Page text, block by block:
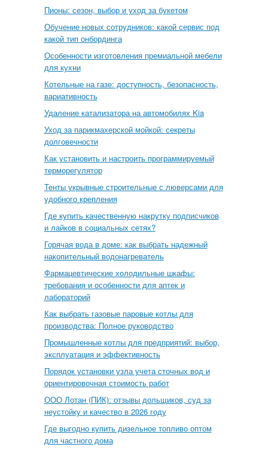
Пионы: сезон, выбор и уход за букетом
Обучение новых сотрудников: какой сервис под
какой тип онбординга
Особенности изготовления премиальной мебели
для кухни
Котельные на газе: доступность, безопасность,
вариативность
Удаление катализатора на автомобилях Kia
Уход за парикмахерской мойкой: секреты
долговечности
Как установить и настроить программируемый
терморегулятор
Тенты укрывные строительные с люверсами для
удобного крепления
Где купить качественную накрутку подписчиков
и лайков в социальных сетях?
Горячая вода в доме: как выбрать надежный
накопительный водонагреватель
Фармацевтические холодильные шкафы:
требования и особенности для аптек и
лабораторий
Как выбрать газовые паровые котлы для
производства: Полное руководство
Промышленные котлы для предприятий: выбор,
эксплуатация и эффективность
Порядок установки узла учета сточных вод и
ориентировочная стоимость работ
ООО Лотан (ПИК): отзывы дольщиков, суд за
неустойку и качество в 2026 году
Где выгодно купить дизельное топливо оптом
для частного дома